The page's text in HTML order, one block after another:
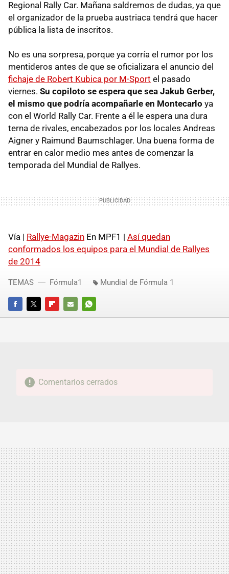
Regional Rally Car. Mañana saldremos de dudas, ya que
el organizador de la prueba austriaca tendrá que hacer
pública la lista de inscritos.
No es una sorpresa, porque ya corría el rumor por los
mentideros antes de que se oficializara el anuncio del
fichaje de Robert Kubica por M-Sport el pasado
viernes. Su copiloto se espera que sea Jakub Gerber,
el mismo que podría acompañarle en Montecarlo ya
con el World Rally Car. Frente a él le espera una dura
terna de rivales, encabezados por los locales Andreas
Aigner y Raimund Baumschlager. Una buena forma de
entrar en calor medio mes antes de comenzar la
temporada del Mundial de Rallyes.
Vía | Rallye-Magazin En MPF1 | Así quedan
conformados los equipos para el Mundial de Rallyes
de 2014
FACEBOOKTWITTERFLIPBOARD
E-
WHATSAPP
TEMAS Fórmula1 Mundial de Fórmula 1
Comentarios cerrados